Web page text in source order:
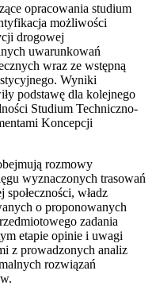
opracowania studium
możliwości
drogowej
uwarunkowań
wraz ze wstępną
Wyniki
podstawę dla kolejnego
Studium Techniczno-
Koncepcji
rozmowy
wyznaczonych trasowań
władz
o proponowanych
zadania
etapie opinie i uwagi
z prowadzonych analiz
rozwiązań